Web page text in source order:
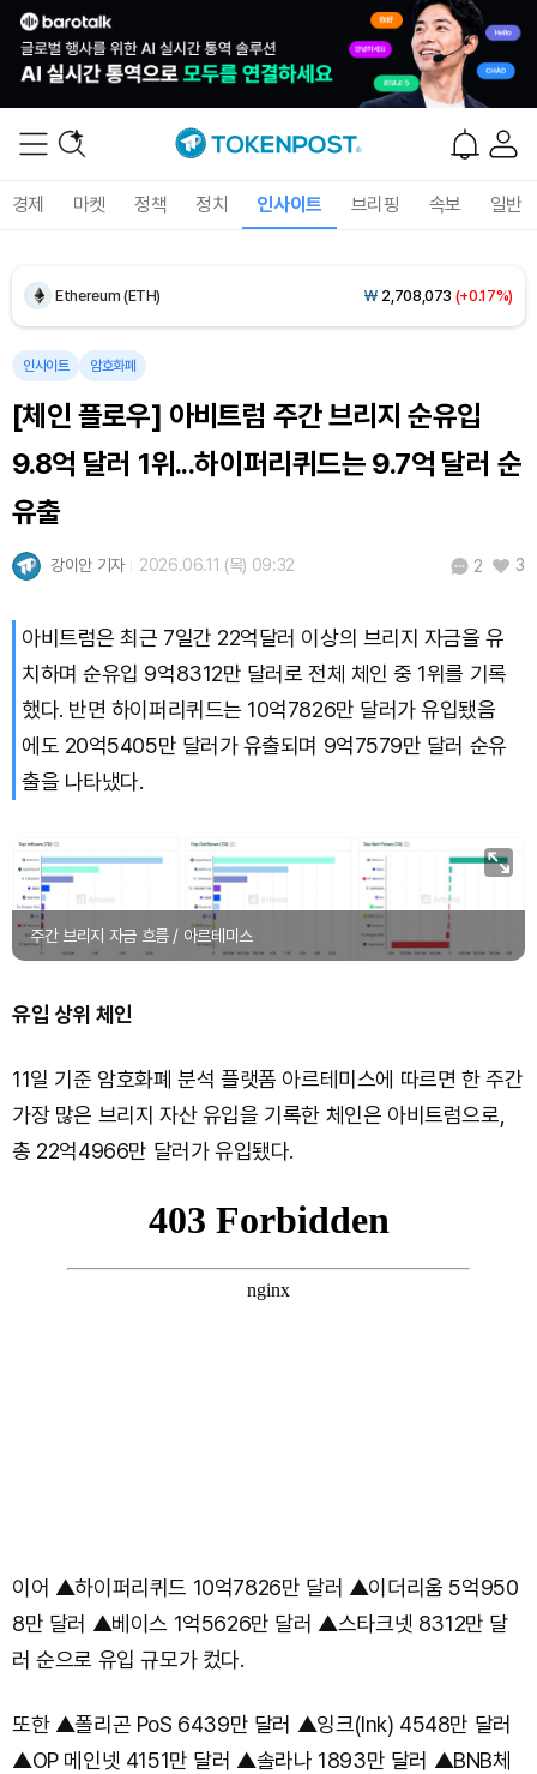
경제 마켓 정책 정치 인사이트 브리핑 속보 일반
Ethereum (ETH) ₩ 2,708,073 (+0.17%)
Tether USDt (USDT)
BNB (BNB) ₩858,787(+1.75%)
USDC (USDC) ₩ 1,408(-0.01%)
Hyperliquid (HYPE) ₩76,847(+0.30%)
Dogecoin (DOGE)
인사이트 암호화폐
[체인 플로우] 아비트럼 주간 브리지 순유입
9.8억 달러 1위...하이퍼리퀴드는 9.7억 달러 순
유출
강이안 기자 2026.06.11 (목) 09:32 2 3
아비트럼은 최근 7일간 22억달러 이상의 브리지 자금을 유
치하며 순유입 9억8312만 달러로 전체 체인 중 1위를 기록
했다. 반면 하이퍼리퀴드는 10억7826만 달러가 유입됐음
에도 20억5405만 달러가 유출되며 9억7579만 달러 순유
출을 나타냈다.
주간 브리지 자금 흐름 / 아르테미스
유입 상위 체인
11일 기준 암호화폐 분석 플랫폼 아르테미스에 따르면 한 주간
가장 많은 브리지 자산 유입을 기록한 체인은 아비트럼으로,
총 22억4966만 달러가 유입됐다.
이어 ▲하이퍼리퀴드 10억7826만 달러 ▲이더리움 5억950
8만 달러 ▲베이스 1억5626만 달러 ▲스타크넷 8312만 달
러 순으로 유입 규모가 컸다.
또한 ▲폴리곤 PoS 6439만 달러 ▲잉크(Ink) 4548만 달러
▲OP 메인넷 4151만 달러 ▲솔라나 1893만 달러 ▲BNB체